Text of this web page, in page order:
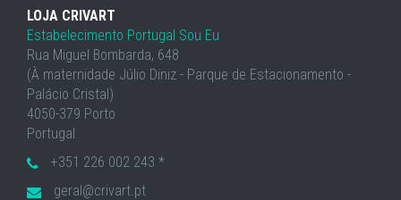
LOJA CRIVART
Estabelecimento Portugal Sou Eu
Rua Miguel Bombarda, 648
(À maternidade Júlio Diniz - Parque de Estacionamento -
Palácio Cristal)
4050-379 Porto
Portugal
+351 226 002 243 *
geral@crivart.pt